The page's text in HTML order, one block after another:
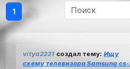
1
vitya2221 создал тему: Ищу
схему телевизора Samsung